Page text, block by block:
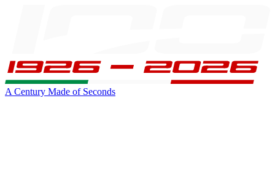
A Century Made of Seconds